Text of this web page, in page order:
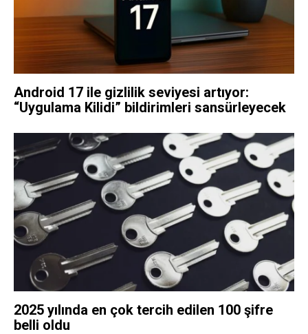
Android 17 ile gizlilik seviyesi artıyor:
“Uygulama Kilidi” bildirimleri sansürleyecek
2025 yılında en çok tercih edilen 100 şifre
belli oldu